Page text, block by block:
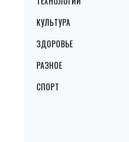
КУЛЬТУРА
ЗДОРОВЬЕ
РАЗНОЕ
СПОРТ